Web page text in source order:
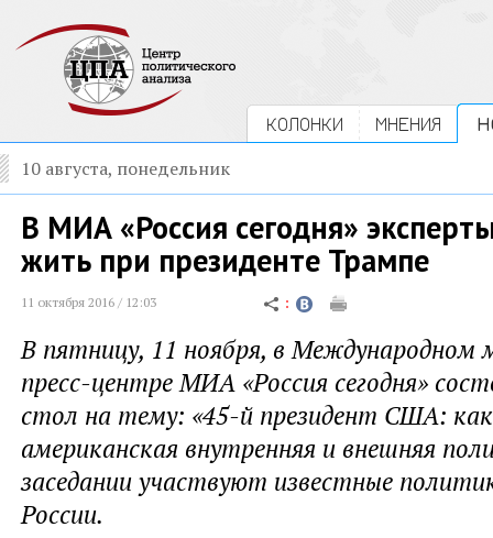
КОЛОНКИ МНЕНИЯ
10 августа, понедельник
В МИА «Россия сегодня»
жить при президенте Трампе
11 октября 2016 / 12:03
В пятницу, 11 ноября, в Международном
пресс-центре МИА «Россия сегодня»
стол на тему: «45-й президент США:
американская внутренняя и внешняя
заседании участвуют известные
России.